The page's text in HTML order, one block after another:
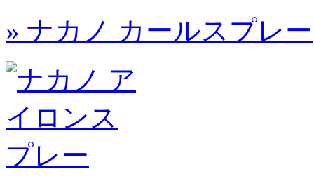
» ナカノ カールスプレー